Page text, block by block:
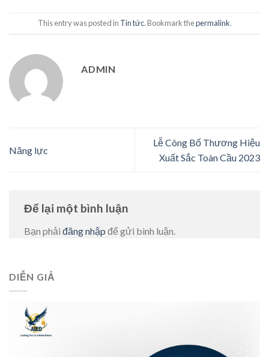
This entry was posted in Tin tức. Bookmark thepermalink.
ADMIN
Năng lực
Lễ Công Bố Thương Hiệu
Xuất Sắc Toàn Cầu 2023
Để lại một bình luận
Bạn phải đăng nhập để gửi bình luận.
DIỄN GIẢ